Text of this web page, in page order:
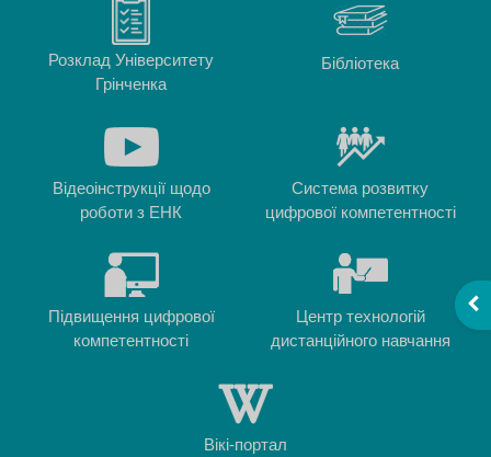
Розклад Університету
Грінченка
Бібліотека
Відеоінструкції щодо
роботи з ЕНК
Система розвитку
цифрової компетентності
Підвищення цифрової
компетентності
Центр технологій
дистанційного навчання
Вікі-портал